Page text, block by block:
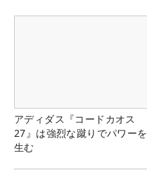
アディダス『コードカオス
27』は強烈な蹴りでパワーを
生む